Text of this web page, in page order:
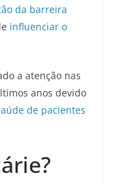
da barreira
influenciar o
a atenção nas
anos devido
de pacientes